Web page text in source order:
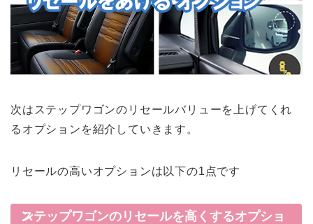
次はステップワゴンのリセールバリューを上げてくれ
るオプションを紹介していきます。
リセールの高いオプションは以下の1点です
ステップワゴンのリセールを高くするオプション